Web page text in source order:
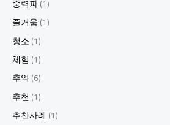
중력파(1)
즐거움(1)
청소(1)
체험 (1)
추억 (6)
추천(1)
추천사례 (1)